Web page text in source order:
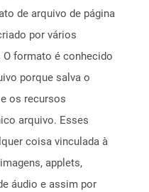
de arquivo de página
por vários
formato é conhecido
porque salva o
os recursos
arquivo. Esses
coisa vinculada à
applets,
áudio e assim por